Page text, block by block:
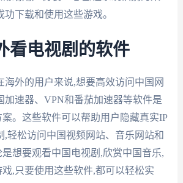
下载和使用这些游戏。
看电视剧的软件
海外的用户来说,想要高效访问中国网
加速器、VPN和番茄加速器等软件是
。这些软件可以帮助用户隐藏真实IP
,轻松访问中国视频网站、音乐网站和
想要观看中国电视剧,欣赏中国音乐,
,只要使用这些软件,都可以轻松实